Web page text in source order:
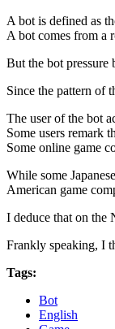
A bot is defined as
A bot comes from a
But the bot pressure
Since the pattern of
The user of the bot
Some users remark
Some online game
While some
American game
I deduce that on the
Frankly speaking, I
Tags:
Bot
English